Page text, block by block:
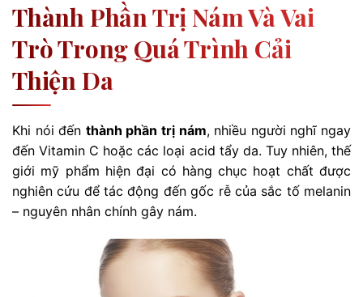
Thành Phần Trị Nám Và Vai
Trò Trong Quá Trình Cải
Thiện Da
Khi nói đến thành phần trị nám, nhiều người nghĩ ngay
đến Vitamin C hoặc các loại acid tẩy da. Tuy nhiên, thế
giới mỹ phẩm hiện đại có hàng chục hoạt chất được
nghiên cứu để tác động đến gốc rễ của sắc tố melanin
– nguyên nhân chính gây nám.